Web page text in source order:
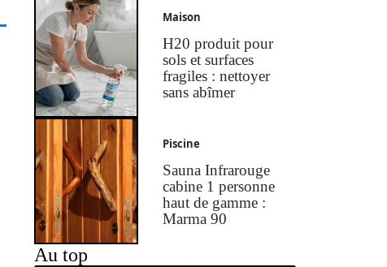
Maison
H20 produit pour
sols et surfaces
fragiles : nettoyer
sans abîmer
Piscine
Sauna Infrarouge
cabine 1 personne
haut de gamme :
Marma 90
Au top